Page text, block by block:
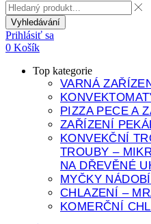
Vyhledávání
Prihlásiť sa
0 Košík
Top kategorie
VARNÁ
PIZZA PECE A
ZAŘÍZENÍ
KONVEKČNÍ
TROUBY –
NA DŘEVĚNÉ
MYČKY
CHLAZENÍ –
KOMERČNÍ